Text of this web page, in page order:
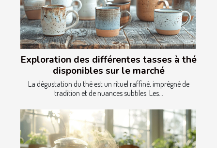
Exploration des différentes tasses à thé
disponibles sur le marché
La dégustation du thé est un rituel raffiné, imprégné de
tradition et de nuances subtiles. Les...